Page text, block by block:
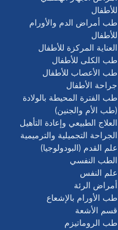
للأطفال
طب أمراض الدم والأورام
للأطفال
العناية المركزة للأطفال
طب الكلى للأطفال
طب الأعصاب للأطفال
جراحة الأطفال
طب الفترة المحيطة بالولادة
(طب الأم والجنين)
العلاج الطبيعي وإعادة التأهيل
الجراحة التجميلية والترميمية
علم القدم (البودولوجيا)
الطب النفسي
علم النفس
أمراض الرئة
طب الأورام بالإشعاع
قسم الأشعة
طب الروماتيزم